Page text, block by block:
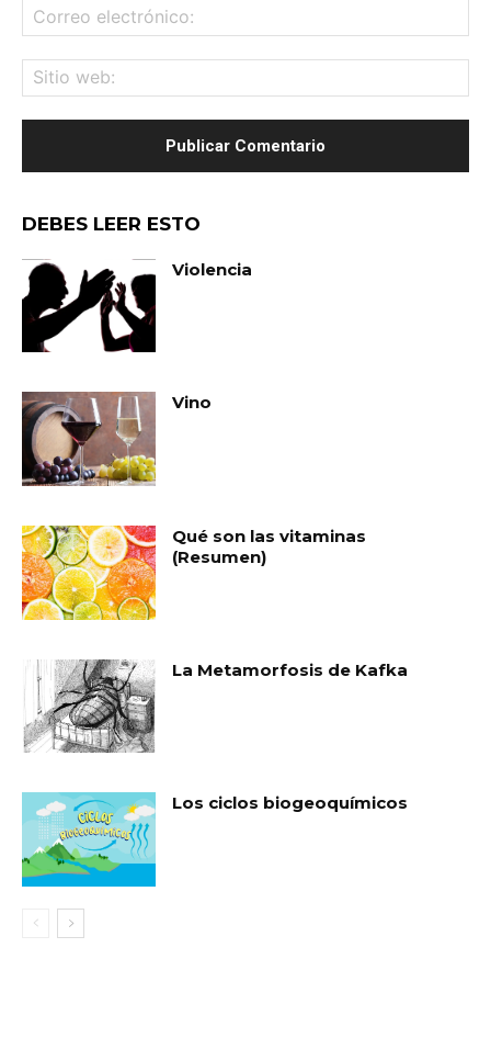
DEBES LEER ESTO
Violencia
Vino
Qué son las vitaminas
(Resumen)
La Metamorfosis de Kafka
Los ciclos biogeoquímicos